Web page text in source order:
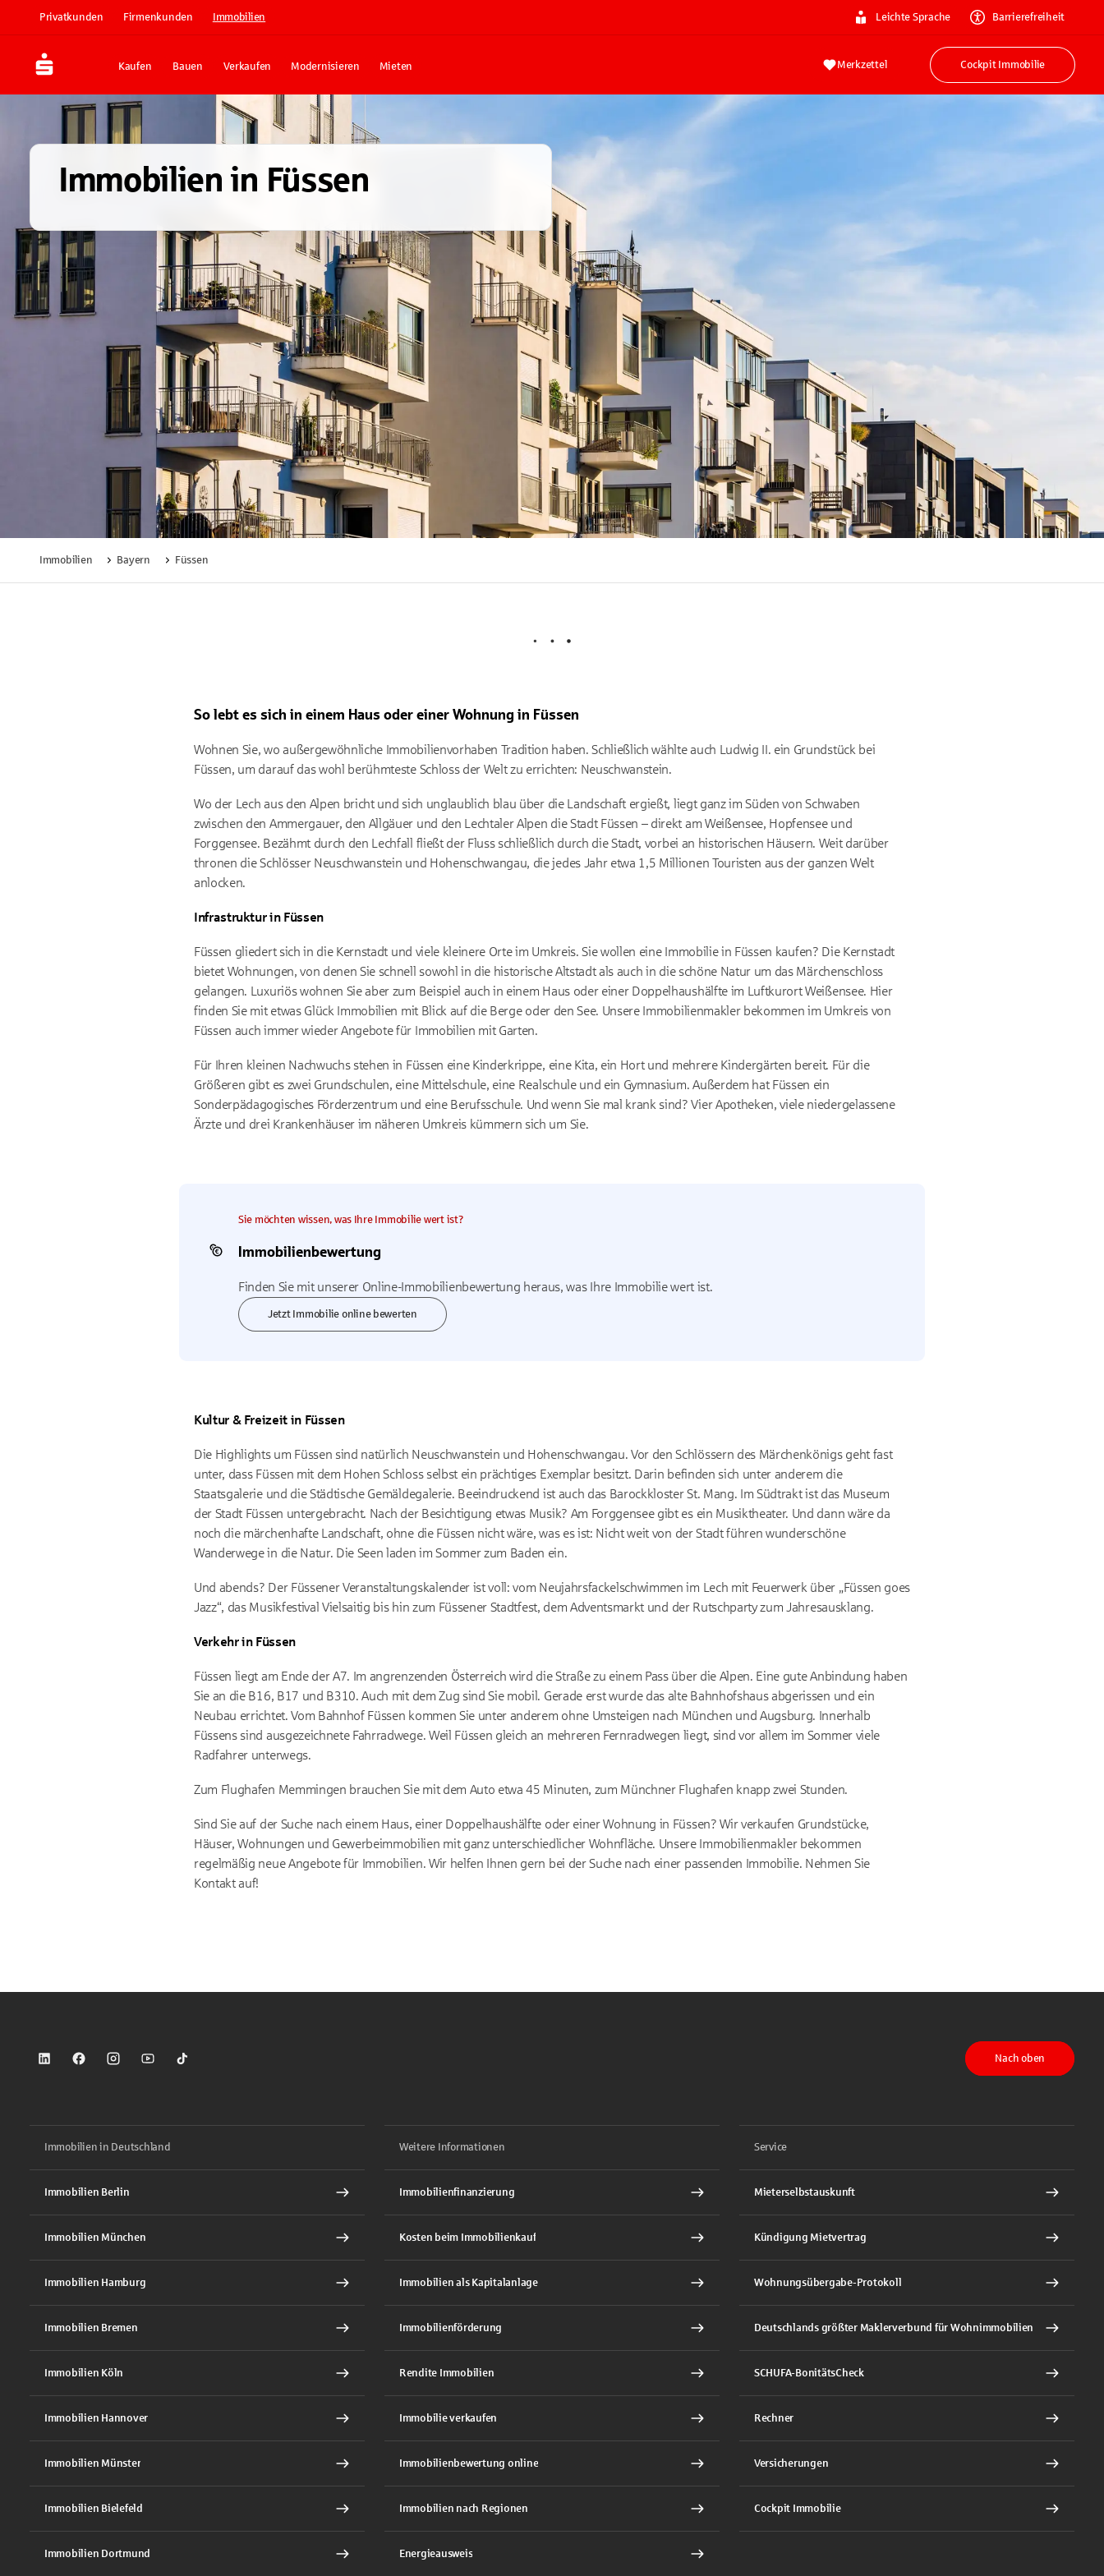
Privatkunden Firmenkunden Immobilien Leichte Sprache Barrierefreiheit
Kaufen Bauen Verkaufen Modernisieren Mieten Merkzettel Cockpit Immobilie
Immobilien in Füssen
Immobilien Bayern Füssen
So lebt es sich in einem Haus oder einer Wohnung in Füssen
Wohnen Sie, wo außergewöhnliche Immobilienvorhaben Tradition haben. Schließlich wählte auch Ludwig II. ein Grundstück bei
Füssen, um darauf das wohl berühmteste Schloss der Welt zu errichten: Neuschwanstein.
Wo der Lech aus den Alpen bricht und sich unglaublich blau über die Landschaft ergießt, liegt ganz im Süden von Schwaben
zwischen den Ammergauer, den Allgäuer und den Lechtaler Alpen die Stadt Füssen – direkt am Weißensee, Hopfensee und
Forggensee. Bezähmt durch den Lechfall fließt der Fluss schließlich durch die Stadt, vorbei an historischen Häusern. Weit darüber
thronen die Schlösser Neuschwanstein und Hohenschwangau, die jedes Jahr etwa 1,5 Millionen Touristen aus der ganzen Welt
anlocken.
Infrastruktur in Füssen
Füssen gliedert sich in die Kernstadt und viele kleinere Orte im Umkreis. Sie wollen eine Immobilie in Füssen kaufen? Die Kernstadt
bietet Wohnungen, von denen Sie schnell sowohl in die historische Altstadt als auch in die schöne Natur um das Märchenschloss
gelangen. Luxuriös wohnen Sie aber zum Beispiel auch in einem Haus oder einer Doppelhaushälfte im Luftkurort Weißensee. Hier
finden Sie mit etwas Glück Immobilien mit Blick auf die Berge oder den See. Unsere Immobilienmakler bekommen im Umkreis von
Füssen auch immer wieder Angebote für Immobilien mit Garten.
Für Ihren kleinen Nachwuchs stehen in Füssen eine Kinderkrippe, eine Kita, ein Hort und mehrere Kindergärten bereit. Für die
Größeren gibt es zwei Grundschulen, eine Mittelschule, eine Realschule und ein Gymnasium. Außerdem hat Füssen ein
Sonderpädagogisches Förderzentrum und eine Berufsschule. Und wenn Sie mal krank sind? Vier Apotheken, viele niedergelassene
Ärzte und drei Krankenhäuser im näheren Umkreis kümmern sich um Sie.
Sie möchten wissen, was Ihre Immobilie wert ist?
Immobilienbewertung
Finden Sie mit unserer Online-Immobilienbewertung heraus, was Ihre Immobilie wert ist.
Jetzt Immobilie online bewerten
Kultur & Freizeit in Füssen
Die Highlights um Füssen sind natürlich Neuschwanstein und Hohenschwangau. Vor den Schlössern des Märchenkönigs geht fast
unter, dass Füssen mit dem Hohen Schloss selbst ein prächtiges Exemplar besitzt. Darin befinden sich unter anderem die
Staatsgalerie und die Städtische Gemäldegalerie. Beeindruckend ist auch das Barockkloster St. Mang. Im Südtrakt ist das Museum
der Stadt Füssen untergebracht. Nach der Besichtigung etwas Musik? Am Forggensee gibt es ein Musiktheater. Und dann wäre da
noch die märchenhafte Landschaft, ohne die Füssen nicht wäre, was es ist: Nicht weit von der Stadt führen wunderschöne
Wanderwege in die Natur. Die Seen laden im Sommer zum Baden ein.
Und abends? Der Füssener Veranstaltungskalender ist voll: vom Neujahrsfackelschwimmen im Lech mit Feuerwerk über „Füssen goes
Jazz“, das Musikfestival Vielsaitig bis hin zum Füssener Stadtfest, dem Adventsmarkt und der Rutschparty zum Jahresausklang.
Verkehr in Füssen
Füssen liegt am Ende der A7. Im angrenzenden Österreich wird die Straße zu einem Pass über die Alpen. Eine gute Anbindung haben
Sie an die B16, B17 und B310. Auch mit dem Zug sind Sie mobil. Gerade erst wurde das alte Bahnhofshaus abgerissen und ein
Neubau errichtet. Vom Bahnhof Füssen kommen Sie unter anderem ohne Umsteigen nach München und Augsburg. Innerhalb
Füssens sind ausgezeichnete Fahrradwege. Weil Füssen gleich an mehreren Fernradwegen liegt, sind vor allem im Sommer viele
Radfahrer unterwegs.
Zum Flughafen Memmingen brauchen Sie mit dem Auto etwa 45 Minuten, zum Münchner Flughafen knapp zwei Stunden.
Sind Sie auf der Suche nach einem Haus, einer Doppelhaushälfte oder einer Wohnung in Füssen? Wir verkaufen Grundstücke,
Häuser, Wohnungen und Gewerbeimmobilien mit ganz unterschiedlicher Wohnfläche. Unsere Immobilienmakler bekommen
regelmäßig neue Angebote für Immobilien. Wir helfen Ihnen gern bei der Suche nach einer passenden Immobilie. Nehmen Sie
Kontakt auf!
Sparkasse auf LinkedIn
Sparkasse auf Facebook
Sparkasse auf Instagram
Sparkasse auf YouTube
Sparkasse auf TikTok
Nach oben
Immobilien in Deutschland
Immobilien Berlin
Immobilien München
Immobilien Hamburg
Immobilien Bremen
Immobilien Köln
Immobilien Hannover
Immobilien Münster
Immobilien Bielefeld
Immobilien Dortmund
Weitere Informationen
Immobilienfinanzierung
Kosten beim Immobilienkauf
Immobilien als Kapitalanlage
Immobilienförderung
Rendite Immobilien
Immobilie verkaufen
Immobilienbewertung online
Immobilien nach Regionen
Energieausweis
Service
Mieterselbstauskunft
Kündigung Mietvertrag
Wohnungsübergabe-Protokoll
Deutschlands größter Maklerverbund für Wohnimmobilien
SCHUFA-BonitätsCheck
Rechner
Versicherungen
Cockpit Immobilie